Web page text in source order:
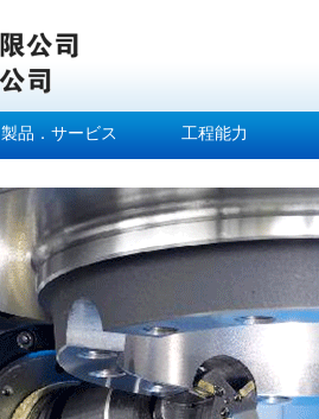
製品．サービス 工程能力